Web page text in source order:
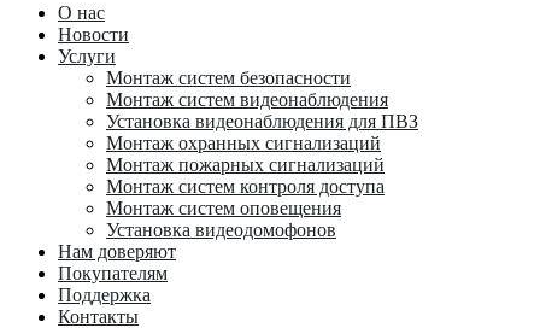
О нас
Новости
Услуги
Монтаж систем безопасности
Монтаж систем видеонаблюдения
Установка видеонаблюдения для ПВЗ
Монтаж охранных сигнализаций
Монтаж пожарных сигнализаций
Монтаж систем контроля доступа
Монтаж систем оповещения
Установка видеодомофонов
Нам доверяют
Покупателям
Поддержка
Контакты